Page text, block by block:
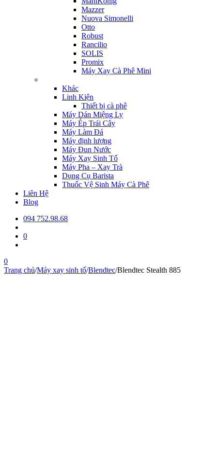
Mazzer
Nuova Simonelli
Otto
Robust
Rancilio
SOLIS
Promix
Máy Xay Cà Phê Mini
Khác
Linh Kiện
Thiết bị cà phê
Máy Dán Miệng Ly
Máy Ép Trái Cây
Máy Làm Đá
Máy định lượng
Máy Đun Nước
Máy Xay Sinh Tố
Máy Pha – Xay Trà
Dụng Cụ Barista
Thuốc Vệ Sinh Máy Cà Phê
Liên Hệ
Blog
094 752.98.68
0
0
Trang chủ/Máy xay sinh tố/Blendtec/Blendtec Stealth 885